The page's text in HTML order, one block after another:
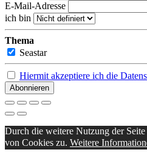
E-Mail-Adresse
ich bin
Thema
Seastar
Hiermit akzeptiere ich die
Durch die weitere Nutzung der
von Cookies zu. Weitere